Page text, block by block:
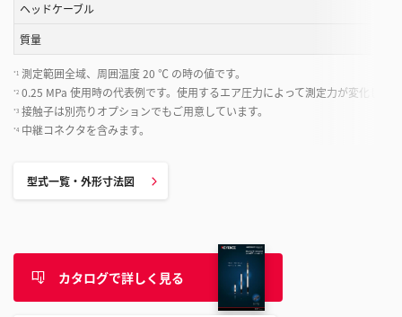
ヘッドケーブル
質量
*1 測定範囲全域、周囲温度 20 ℃ の時の値です。
*2 0.25 MPa 使用時の代表例です。使用するエア圧力によって測定力が変化しま
*3 接触子は別売りオプションでもご用意しています。
*4 中継コネクタを含みます。
型式一覧・外形寸法図
カタログで詳しく見る